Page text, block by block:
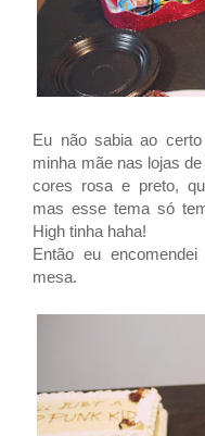
Eu não sabia ao
minha mãe nas lojas
cores rosa e preto,
mas esse tema só
High tinha haha!
Então eu
mesa.